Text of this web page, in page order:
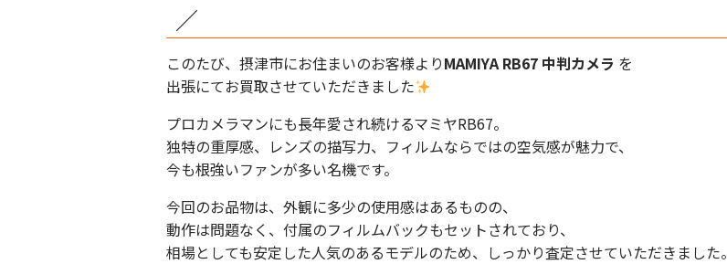
／
このたび、摂津市にお住まいのお客様よりMAMIYA RB67 中判カメラ を
出張にてお買取させていただきました
プロカメラマンにも長年愛され続けるマミヤRB67。
独特の重厚感、レンズの描写力、フィルムならではの空気感が魅力で、
今も根強いファンが多い名機です。
今回のお品物は、外観に多少の使用感はあるものの、
動作は問題なく、付属のフィルムバックもセットされており、
相場としても安定した人気のあるモデルのため、しっかり査定させていただきました。